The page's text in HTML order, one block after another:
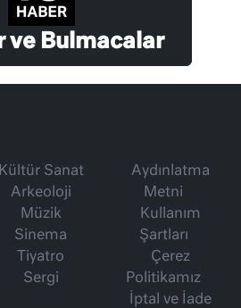
ve Bulmacalar
Kültür Sanat
Arkeoloji
Müzik
Sinema
Tiyatro
Sergi
Aydınlatma
Metni
Kullanım
Şartları
Çerez
Politikamız
İptal ve İade